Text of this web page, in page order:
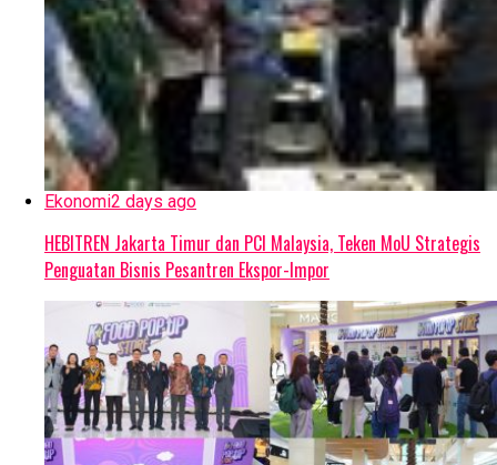
Ekonomi2 days ago
HEBITREN Jakarta Timur dan PCI Malaysia, Teken MoU Strategis
Penguatan Bisnis Pesantren Ekspor-Impor